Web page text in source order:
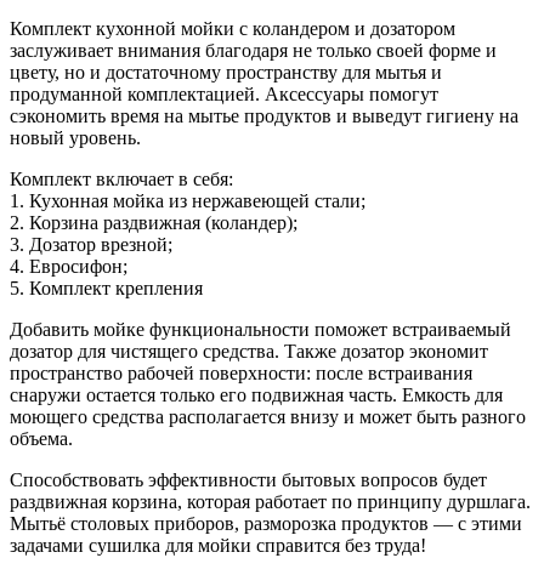
Комплект кухонной мойки с коландером и дозатором
заслуживает внимания благодаря не только своей форме и
цвету, но и достаточному пространству для мытья и
продуманной комплектацией. Аксессуары помогут
сэкономить время на мытье продуктов и выведут гигиену на
новый уровень.
Комплект включает в себя:
1. Кухонная мойка из нержавеющей стали;
2. Корзина раздвижная (коландер);
3. Дозатор врезной;
4. Евросифон;
5. Комплект крепления
Добавить мойке функциональности поможет встраиваемый
дозатор для чистящего средства. Также дозатор экономит
пространство рабочей поверхности: после встраивания
снаружи остается только его подвижная часть. Емкость для
моющего средства располагается внизу и может быть разного
объема.
Способствовать эффективности бытовых вопросов будет
раздвижная корзина, которая работает по принципу дуршлага.
Мытьё столовых приборов, разморозка продуктов — с этими
задачами сушилка для мойки справится без труда!